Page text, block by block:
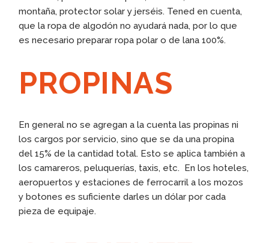
montaña, protector solar y jerséis. Tened en cuenta,
que la ropa de algodón no ayudará nada, por lo que
es necesario preparar ropa polar o de lana 100%.
PROPINAS
En general no se agregan a la cuenta las propinas ni
los cargos por servicio, sino que se da una propina
del 15% de la cantidad total. Esto se aplica también a
los camareros, peluquerías, taxis, etc. En los hoteles,
aeropuertos y estaciones de ferrocarril a los mozos
y botones es suficiente darles un dólar por cada
pieza de equipaje.